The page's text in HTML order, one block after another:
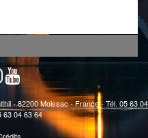
- 82200 Moissac - France - Tél. 05 63 04
63 04 63 64